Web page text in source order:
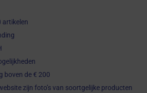
artikelen
boven de € 200
zijn foto’s van soortgelijke producten